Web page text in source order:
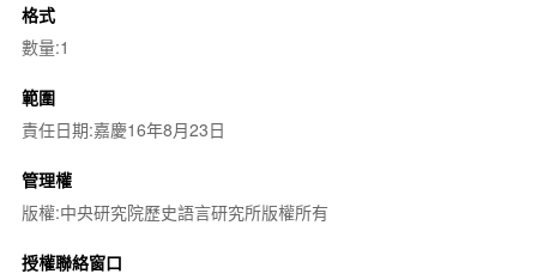
格式
數量:1
範圍
責任日期:嘉慶16年8月23日
管理權
版權:中央研究院歷史語言研究所版權所有
授權聯絡窗口